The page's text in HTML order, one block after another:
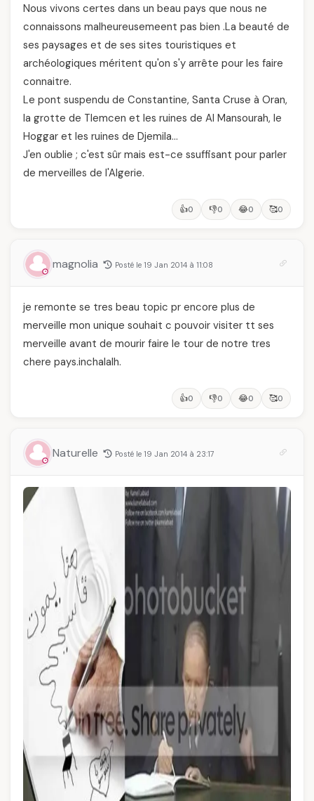
Nous vivons certes dans un beau pays que nous ne
connaissons malheureusemeent pas bien .La beauté de
ses paysages et de ses sites touristiques et
archéologiques méritent qu'on s'y arrête pour les faire
connaitre.
Le pont suspendu de Constantine, Santa Cruse à Oran,
la grotte de Tlemcen et les ruines de Al Mansourah, le
Hoggar et les ruines de Djemila…
J'en oublie ; c'est sûr mais est-ce ssuffisant pour parler
de merveilles de l'Algerie.
👍0 👎0 😂0 🥰0
magnolia Posté le 19 Jan 2014 à 11:08
je remonte se tres beau topic pr encore plus de
merveille mon unique souhait c pouvoir visiter tt ses
merveille avant de mourir faire le tour de notre tres
chere pays.inchalalh.
👍0 👎0 😂0 🥰0
Naturelle Posté le 19 Jan 2014 à 23:17